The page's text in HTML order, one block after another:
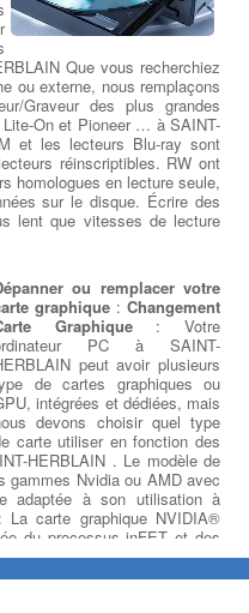
Que vous recherchiez
ou externe, nous remplaçons
Graveur des plus grandes
On et Pioneer … à SAINT-
et les lecteurs Blu-ray sont
réinscriptibles. RW ont
homologues en lecture seule,
sur le disque. Écrire des
lent que vitesses de lecture
ou remplacer votre
graphique : Changement
Graphique : Votre
PC à SAINT-
peut avoir plusieurs
de cartes graphiques ou
intégrées et dédiées, mais
devons choisir quel type
carte utiliser en fonction des
HERBLAIN . Le modèle de
gammes Nvidia ou AMD avec
adaptée à son utilisation à
La carte graphique NVIDIA®
du processus inFET et des
passante élevée, ainsi
12 pour offrir l'expérience de